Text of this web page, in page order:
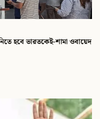
হবে ভারতকেই-শামা ওবায়েদ